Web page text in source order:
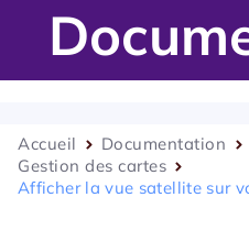
Accueil Documentation
Gestion des cartes
Afficher la vue satellite sur